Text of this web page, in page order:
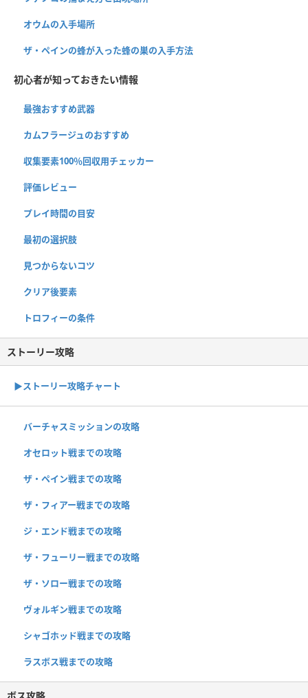
オウムの入手場所
ザ・ペインの蜂が入った蜂の巣の入手方法
初心者が知っておきたい情報
最強おすすめ武器
カムフラージュのおすすめ
収集要素100％回収用チェッカー
評価レビュー
プレイ時間の目安
最初の選択肢
見つからないコツ
クリア後要素
トロフィーの条件
ストーリー攻略
▶︎ストーリー攻略チャート
バーチャスミッションの攻略
オセロット戦までの攻略
ザ・ペイン戦までの攻略
ザ・フィアー戦までの攻略
ジ・エンド戦までの攻略
ザ・フューリー戦までの攻略
ザ・ソロー戦までの攻略
ヴォルギン戦までの攻略
シャゴホッド戦までの攻略
ラスボス戦までの攻略
ボス攻略